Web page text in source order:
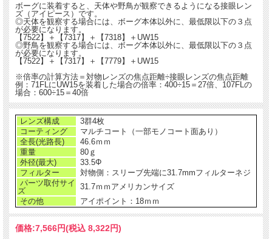
ボーグに装着すると、天体や野鳥が観察できるようになる接眼レン
ズ（アイピース）です。
◎天体を観察する場合には、ボーグ本体以外に、最低限以下の３点
が必要になります。
【7522】＋【7317】＋【7318】＋UW15
◎野鳥を観察する場合には、ボーグ本体以外に、最低限以下の３点
が必要になります。
【7522】＋【7317】＋【7779】＋UW15
※倍率の計算方法＝対物レンズの焦点距離÷接眼レンズの焦点距離
例：71FLにUW15を装着した場合の倍率：400÷15＝27倍、107FLの
場合：600÷15＝40倍
レンズ構成
3群4枚
コーティング
マルチコート（一部モノコート面あり）
全長(光路長)
46.6ｍｍ
重量
80ｇ
外径(最大)
33.5Φ
フィルター
対物側：スリーブ先端に31.7mmフィルターネジ
パーツ取付サイ
ズ
31.7ｍｍアメリカンサイズ
その他
アイポイント：18ｍｍ
価格:7,566円(税込 8,322円)